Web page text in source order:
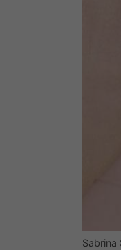
Sabrina